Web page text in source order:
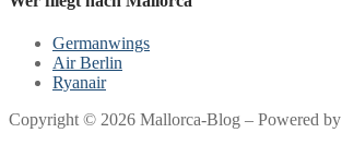
Germanwings
Air Berlin
Ryanair
Copyright © 2026 Mallorca-Blog – Powered by